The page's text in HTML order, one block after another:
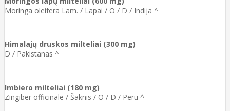
Moringa oleifera Lam. / Lapai / O / D / Indija ^
Himalajų druskos milteliai (300 mg)
D / Pakistanas ^
Imbiero milteliai (180 mg)
Zingiber officinale / Šaknis / O / D / Peru ^